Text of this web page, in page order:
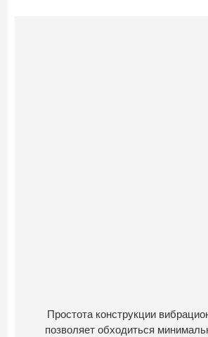
Простота конструкции
позволяет обходиться